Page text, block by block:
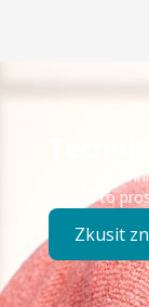
Došlo k
Zkuste to
Zkusit